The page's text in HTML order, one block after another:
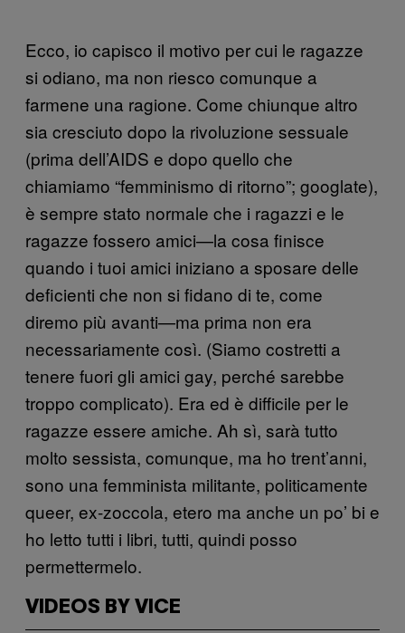
Ecco, io capisco il motivo per cui le ragazze
si odiano, ma non riesco comunque a
farmene una ragione. Come chiunque altro
sia cresciuto dopo la rivoluzione sessuale
(prima dell’AIDS e dopo quello che
chiamiamo “femminismo di ritorno”; googlate),
è sempre stato normale che i ragazzi e le
ragazze fossero amici—la cosa finisce
quando i tuoi amici iniziano a sposare delle
deficienti che non si fidano di te, come
diremo più avanti—ma prima non era
necessariamente così. (Siamo costretti a
tenere fuori gli amici gay, perché sarebbe
troppo complicato). Era ed è difficile per le
ragazze essere amiche. Ah sì, sarà tutto
molto sessista, comunque, ma ho trent’anni,
sono una femminista militante, politicamente
queer, ex-zoccola, etero ma anche un po’ bi e
ho letto tutti i libri, tutti, quindi posso
permettermelo.
VIDEOS BY VICE